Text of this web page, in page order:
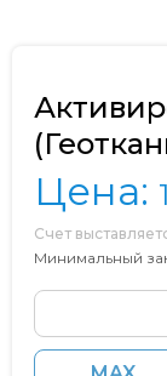
Цена:
Счет
Минимальный